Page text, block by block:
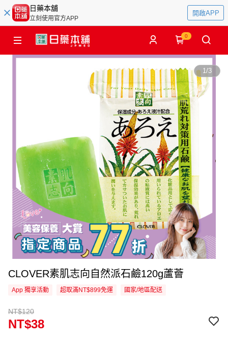
日藥本舖
立刻使用官方APP
開啟APP
0
1/3
CLOVER素肌志向自然派石鹼120g蘆薈
App 獨享活動 超取滿NT$899免運 國家/地區配送
NT$120
NT$38